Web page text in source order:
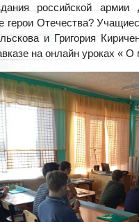
российской
герои Отечества?
и Григория
на онлайн уроках « О